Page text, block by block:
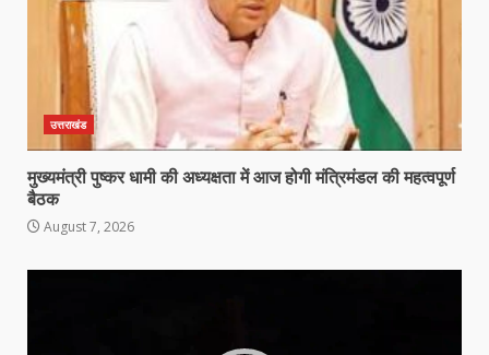
उत्तराखंड
मुख्यमंत्री पुष्कर धामी की अध्यक्षता में आज होगी मंत्रिमंडल की महत्वपूर्ण
बैठक
August 7, 2026